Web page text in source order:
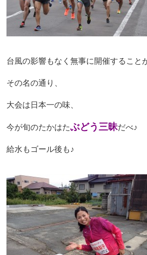
台風の影響もなく無事に開催すること
その名の通り、
大会は日本一の味、
今が旬のたかはたぶどう三昧だべ♪
給水もゴール後も♪